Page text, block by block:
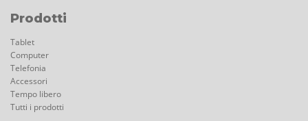
Prodotti
Tablet
Computer
Telefonia
Accessori
Tempo libero
Tutti i prodotti